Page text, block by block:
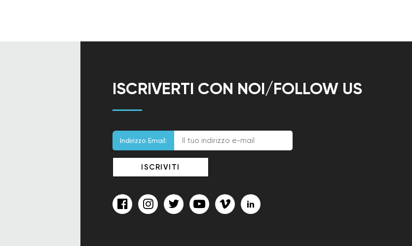
ISCRIVERTI CON NOI/FOLLOW US
Indirizzo Email: